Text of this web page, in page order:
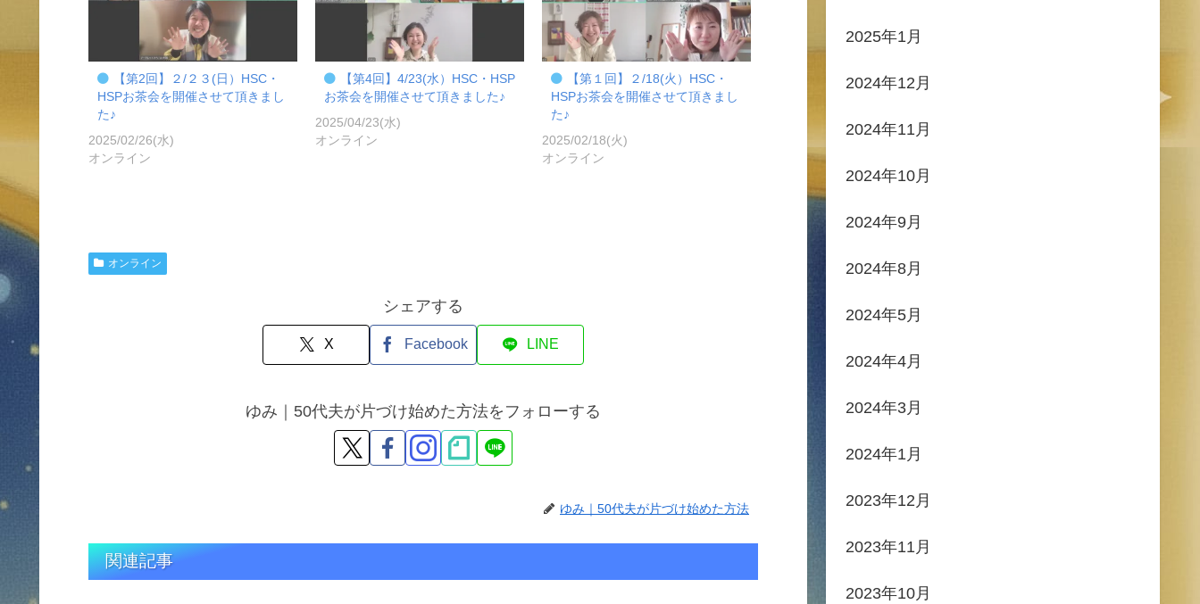
【第2回】２/２３(日）HSC・
HSPお茶会を開催させて頂きまし
た♪
2025/02/26(水)
オンライン
【第4回】4/23(水）HSC・HSP
お茶会を開催させて頂きました♪
2025/04/23(水)
オンライン
【第１回】２/18(火）HSC・
HSPお茶会を開催させて頂きまし
た♪
2025/02/18(火)
オンライン
オンライン
シェアする
X Facebook LINE
ゆみ｜50代夫が片づけ始めた方法をフォローする
ゆみ｜50代夫が片づけ始めた方法
関連記事
2025年1月
2024年12月
2024年11月
2024年10月
2024年9月
2024年8月
2024年5月
2024年4月
2024年3月
2024年1月
2023年12月
2023年11月
2023年10月